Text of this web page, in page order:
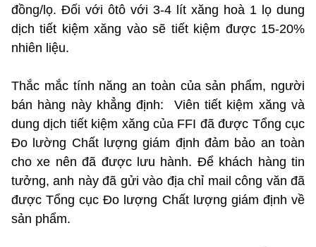
đồng/lọ. Đối với ôtô với 3-4 lít xăng hoà 1 lọ dung
dịch tiết kiệm xăng vào sẽ tiết kiệm được 15-20%
nhiên liệu.
Thắc mắc tính năng an toàn của sản phẩm, người
bán hàng này khẳng định: Viên tiết kiệm xăng và
dung dịch tiết kiệm xăng của FFI đã được Tổng cục
Đo lường Chất lượng giám định đảm bảo an toàn
cho xe nên đã được lưu hành. Để khách hàng tin
tưởng, anh này đã gửi vào địa chỉ mail công văn đã
được Tổng cục Đo lượng Chất lượng giám định về
sản phẩm.